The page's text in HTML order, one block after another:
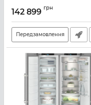
142 899 грн
Передзамовлення